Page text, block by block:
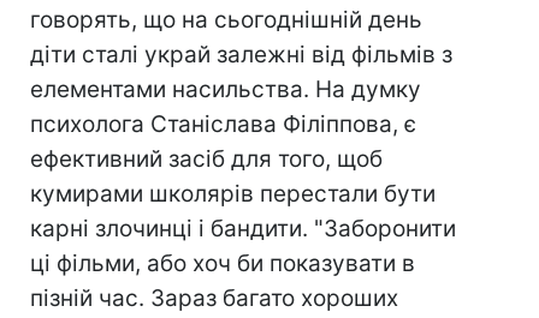
говорять, що на сьогоднішній день
діти сталі украй залежні від фільмів з
елементами насильства. На думку
психолога Станіслава Філіппова, є
ефективний засіб для того, щоб
кумирами школярів перестали бути
карні злочинці і бандити. "Заборонити
ці фільми, або хоч би показувати в
пізній час. Зараз багато хороших